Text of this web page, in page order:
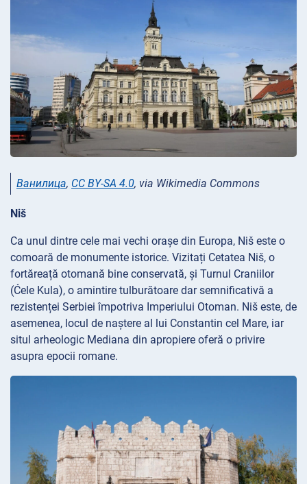
Ванилица, CC BY-SA 4.0, via Wikimedia Commons
Niš
Ca unul dintre cele mai vechi orașe din Europa, Niš este o
comoară de monumente istorice. Vizitați Cetatea Niš, o
fortăreață otomană bine conservată, și Turnul Craniilor
(Ćele Kula), o amintire tulburătoare dar semnificativă a
rezistenței Serbiei împotriva Imperiului Otoman. Niš este, de
asemenea, locul de naștere al lui Constantin cel Mare, iar
situl arheologic Mediana din apropiere oferă o privire
asupra epocii romane.